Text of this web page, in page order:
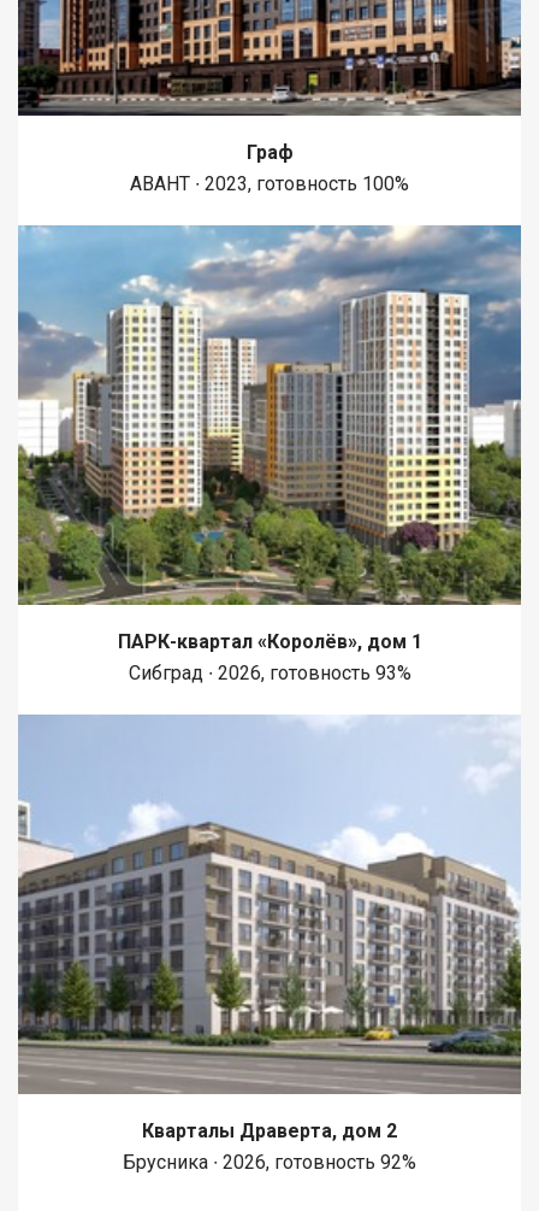
Граф
АВАНТ ∙ 2023, готовность 100%
ПАРК-квартал «Королёв», дом 1
Сибград ∙ 2026, готовность 93%
Кварталы Драверта, дом 2
Брусника ∙ 2026, готовность 92%